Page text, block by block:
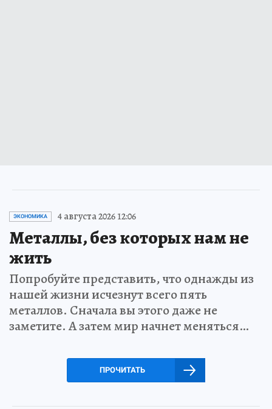
ЭКОНОМИКА 4 августа 2026 12:06
Металлы, без которых нам не
жить
Попробуйте представить, что однажды из
нашей жизни исчезнут всего пять
металлов. Сначала вы этого даже не
заметите. А затем мир начнет меняться…
ПРОЧИТАТЬ